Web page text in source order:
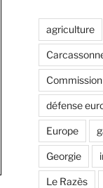
agriculture
défense
Europe
Georgie
Le Razès